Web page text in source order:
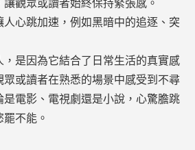
觀眾或讀者始終保持緊張感。
心跳加速，例如黑暗中的追逐、突
是因為它結合了日常生活的真實感
或讀者在熟悉的場景中感受到不尋
是電影、電視劇還是小說，心驚膽跳
不能。